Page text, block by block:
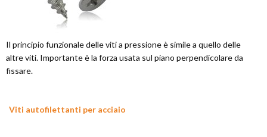
Il principio funzionale delle viti a pressione è simile a quello delle
altre viti. Importante è la forza usata sul piano perpendicolare da
fissare.
Viti autofilettanti per acciaio